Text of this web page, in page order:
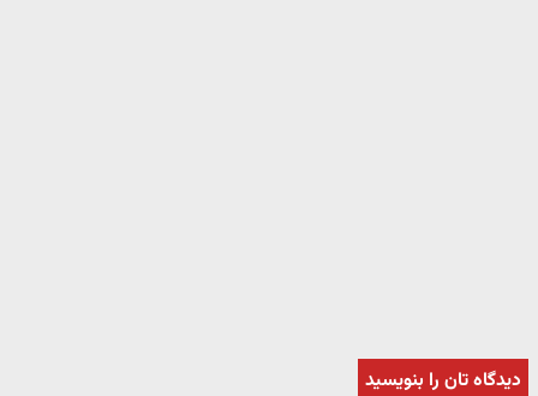
دیدگاه تان را بنویسید